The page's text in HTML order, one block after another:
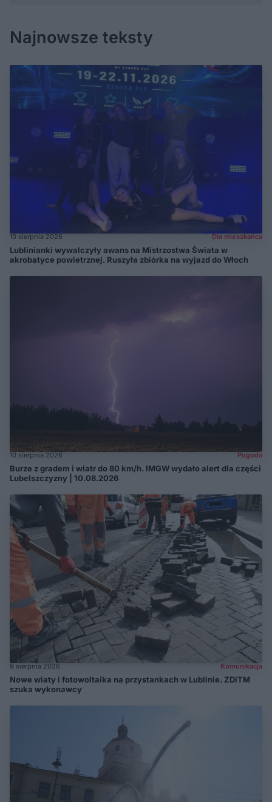
Najnowsze teksty
10 sierpnia 2026 Dla mieszkańca
Lublinianki wywalczyły awans na Mistrzostwa Świata w
akrobatyce powietrznej. Ruszyła zbiórka na wyjazd do Włoch
10 sierpnia 2026 Pogoda
Burze z gradem i wiatr do 80 km/h. IMGW wydało alert dla części
Lubelszczyzny | 10.08.2026
9 sierpnia 2026 Komunikacja
Nowe wiaty i fotowoltaika na przystankach w Lublinie. ZDiTM
szuka wykonawcy